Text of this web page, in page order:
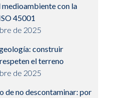
medioambiente con la
45001
de 2025
construir
el terreno
de 2025
de no descontaminar: por